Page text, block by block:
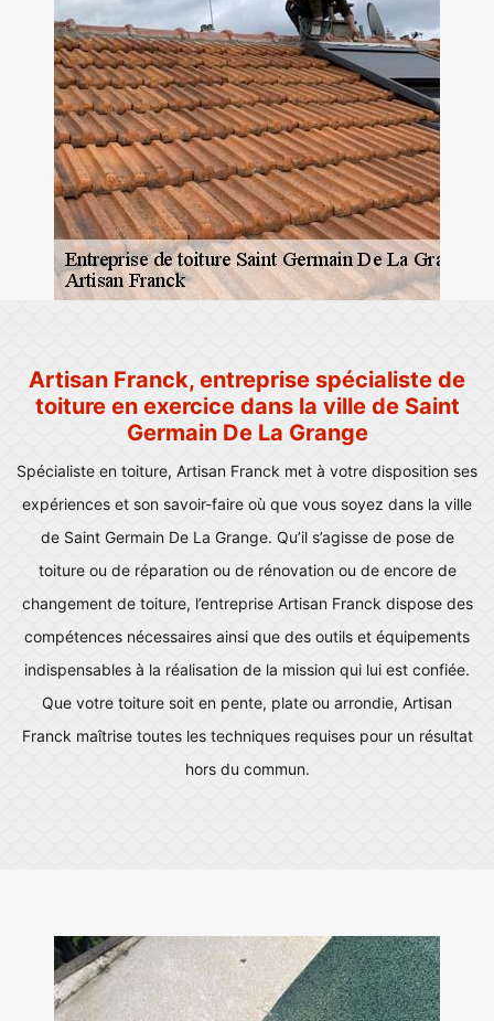
Artisan Franck, entreprise spécialiste de
toiture en exercice dans la ville de Saint
Germain De La Grange
Spécialiste en toiture, Artisan Franck met à votre disposition ses
expériences et son savoir-faire où que vous soyez dans la ville
de Saint Germain De La Grange. Qu’il s’agisse de pose de
toiture ou de réparation ou de rénovation ou de encore de
changement de toiture, l’entreprise Artisan Franck dispose des
compétences nécessaires ainsi que des outils et équipements
indispensables à la réalisation de la mission qui lui est confiée.
Que votre toiture soit en pente, plate ou arrondie, Artisan
Franck maîtrise toutes les techniques requises pour un résultat
hors du commun.